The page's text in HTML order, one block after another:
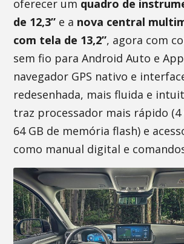
oferecer um quadro de
de 12,3” e a nova central
com tela de 13,2”, agora com
sem fio para Android Auto e
navegador GPS nativo e
redesenhada, mais fluida e
traz processador mais rápido (4
64 GB de memória flash) e
como manual digital e